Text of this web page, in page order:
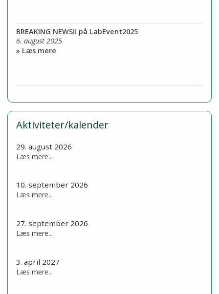
BREAKING NEWS!! på LabEvent2025
6. august 2025
» Læs mere
Aktiviteter/kalender
29. august 2026
Læs mere...
10. september 2026
Læs mere...
27. september 2026
Læs mere...
3. april 2027
Læs mere...